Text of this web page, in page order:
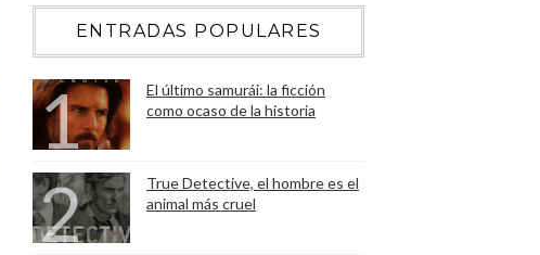
ENTRADAS POPULARES
El último samurái: la ficción
como ocaso de la historia
True Detective, el hombre es el
animal más cruel